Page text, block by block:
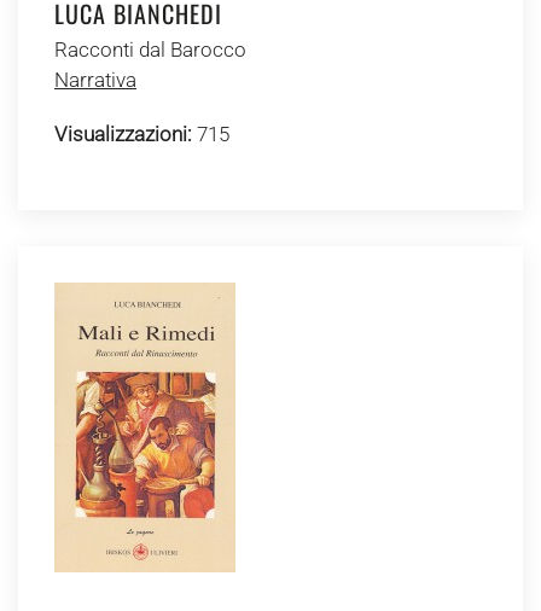
LUCA BIANCHEDI
Racconti dal Barocco
Narrativa
Visualizzazioni: 715